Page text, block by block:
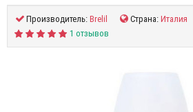
Производитель:Brelil Страна:Италия
1 отзывов